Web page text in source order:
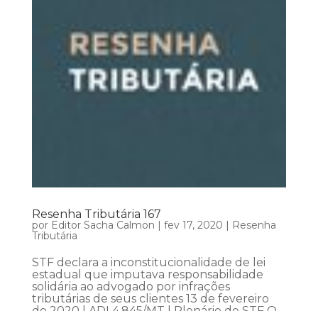
Resenha Tributária 167
por Editor Sacha Calmon fev 17, 2020
Resenha
Tributária
STF declara a inconstitucionalidade de lei
estadual que imputava responsabilidade
solidária ao advogado por infrações
tributárias de seus clientes 13 de fevereiro